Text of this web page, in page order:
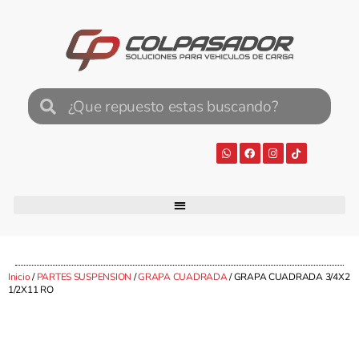
Inicio/PARTES SUSPENSION /GRAPA CUADRADA/ GRAPA CUADRADA 3/4X2
1/2X11 RO